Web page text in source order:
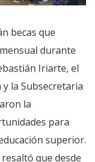
becas que
durante
Iriarte, el
la Subsecretaria
la
para
superior.
que desde